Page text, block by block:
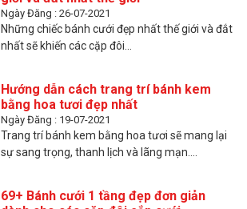
Ngày Đăng : 26-07-2021
Những chiếc bánh cưới đẹp nhất thế giới và đắt
nhất sẽ khiến các cặp đôi...
Hướng dẫn cách trang trí bánh kem
bằng hoa tươi đẹp nhất
Ngày Đăng : 19-07-2021
Trang trí bánh kem bằng hoa tươi sẽ mang lại
sự sang trọng, thanh lịch và lãng mạn....
69+ Bánh cưới 1 tầng đẹp đơn giản